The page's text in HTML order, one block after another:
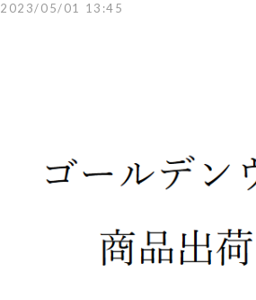
2023/05/01 13:45